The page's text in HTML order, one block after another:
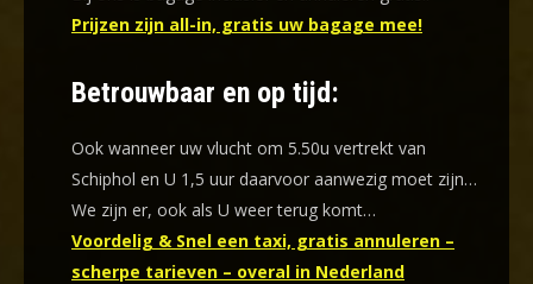
Prijzen zijn all-in, gratis uw bagage mee!
Betrouwbaar en op tijd:
Ook wanneer uw vlucht om 5.50u vertrekt van
Schiphol en U 1,5 uur daarvoor aanwezig moet zijn…
We zijn er, ook als U weer terug komt…
Voordelig & Snel een taxi, gratis annuleren –
scherpe tarieven – overal in Nederland